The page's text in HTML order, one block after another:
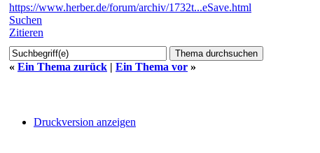
https://www.herber.de/forum/archiv/1732t...eSave.html
Suchen
Zitieren
« Ein Thema zurück | Ein Thema vor »
Druckversion anzeigen